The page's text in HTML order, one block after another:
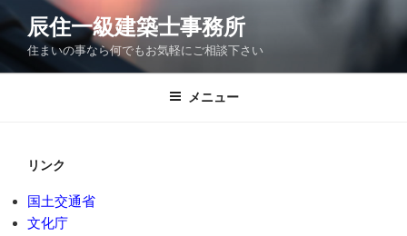
ン
辰住一級建築士事務所
住まいの事なら何でもお気軽にご相談下さい
メニュー
リンク
国土交通省
文化庁